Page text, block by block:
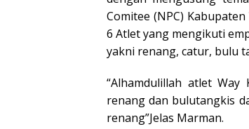
Comitee (NPC)
6 Atlet yang mengikuti
yakni renang, catur, bulu
“Alhamdulillah atlet
renang dan bulutangkis
renang”Jelas Marman.